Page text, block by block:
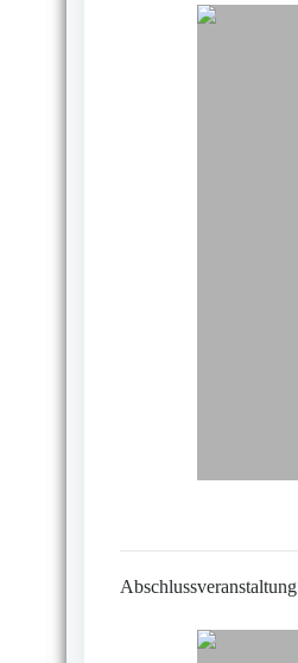
Abschlussveranstaltung